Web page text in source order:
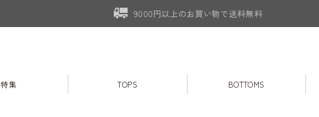
9000円以上のお買い物で送料無料
特集 TOPS BOTTOMS